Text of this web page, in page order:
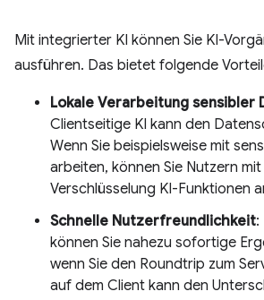
Mit integrierter KI können Sie KI-
ausführen. Das bietet folgende
Lokale Verarbeitung sensibler
Clientseitige KI kann den
Wenn Sie beispielsweise mit
arbeiten, können Sie Nutzern
Verschlüsselung KI-Funktionen
Schnelle Nutzerfreundlichkeit:
können Sie nahezu sofortige
wenn Sie den Roundtrip zum
auf dem Client kann den